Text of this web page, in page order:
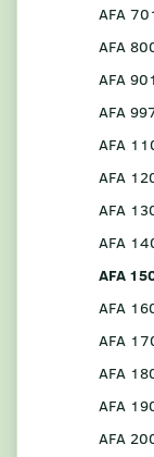
AFA
AFA
AFA
AFA
AFA
AFA
AFA
AFA
AFA
AFA
AFA
AFA
AFA
AFA